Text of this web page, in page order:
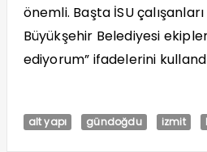
önemli. Başta İSU
Büyükşehir Belediyesi
ediyorum” ifadelerini
alt yapı gündoğdu izmit